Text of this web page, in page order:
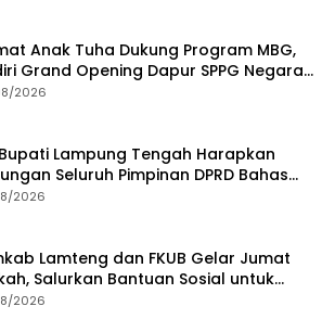
Anak Tuha Dukung Program MBG,
Grand Opening Dapur SPPG Negara
Lampung Tengah
2026
Lampung Tengah Harapkan
Seluruh Pimpinan DPRD Bahas
PPAS APBD Tahun 2027
2026
Lamteng dan FKUB Gelar Jumat
Salurkan Bantuan Sosial untuk
2026